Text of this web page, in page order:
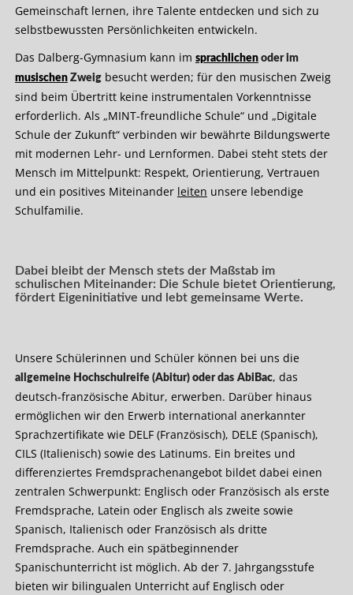
Gemeinschaft lernen, ihre Talente entdecken und sich zu
selbstbewussten Persönlichkeiten entwickeln.
Das Dalberg-Gymnasium kann im sprachlichenoder im
musischenZweigbesucht werden; für den musischen Zweig
sind beim Übertritt keine instrumentalen Vorkenntnisse
erforderlich. Als „MINT-freundliche Schule“ und „Digitale
Schule der Zukunft“ verbinden wir bewährte Bildungswerte
mit modernen Lehr- und Lernformen. Dabei steht stets der
Mensch im Mittelpunkt: Respekt, Orientierung, Vertrauen
und ein positives Miteinander leiten unsere lebendige
Schulfamilie.
Dabei bleibt der Mensch stets der Maßstab im
schulischen Miteinander: Die Schule bietet Orientierung,
fördert Eigeninitiative und lebt gemeinsame Werte.
Unsere Schülerinnen und Schüler können bei uns die
allgemeine Hochschulreife (Abitur) oder das AbiBac, das
deutsch-französische Abitur, erwerben. Darüber hinaus
ermöglichen wir den Erwerb international anerkannter
Sprachzertifikate wie DELF (Französisch), DELE (Spanisch),
CILS (Italienisch) sowie des Latinums. Ein breites und
differenziertes Fremdsprachenangebot bildet dabei einen
zentralen Schwerpunkt: Englisch oder Französisch als erste
Fremdsprache, Latein oder Englisch als zweite sowie
Spanisch, Italienisch oder Französisch als dritte
Fremdsprache. Auch ein spätbeginnender
Spanischunterricht ist möglich. Ab der 7. Jahrgangsstufe
bieten wir bilingualen Unterricht auf Englisch oder